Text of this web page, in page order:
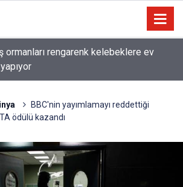
bazı şahıs isimlerinin mucizevi yönleri
BBC'nin yayımlamayı reddettiği
ödülü kazandı